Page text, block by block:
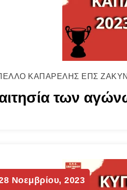
ΚΑΠΑΡΕΛΗΣ ΕΠΣ
των
Νοεμβρίου, 2023